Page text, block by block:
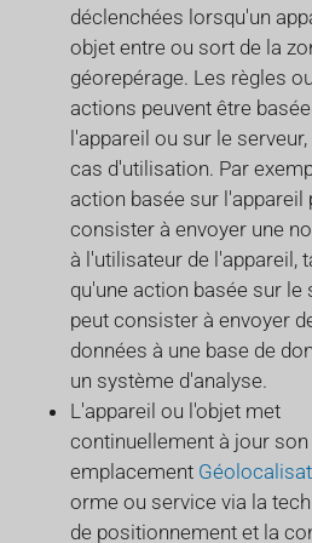
déclenchées lorsqu'un
objet entre ou sort de la
géorepérage. Les règles
actions peuvent être
l'appareil ou sur le
cas d'utilisation. Par
action basée sur l'appareil
consister à envoyer une
à l'utilisateur de l'appareil,
qu'une action basée sur le
peut consister à envoyer
données à une base de
un système d'analyse.
L'appareil ou l'objet met
continuellement à jour son
emplacement
orme ou service via la
de positionnement et la